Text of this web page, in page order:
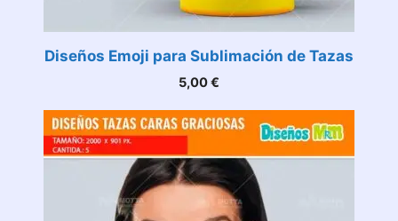
Diseños Emoji para Sublimación de Tazas
5,00€